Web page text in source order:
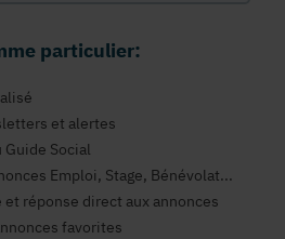
particulier:
et alertes
Guide Social
Emploi, Stage, Bénévolat...
réponse direct aux annonces
favorites